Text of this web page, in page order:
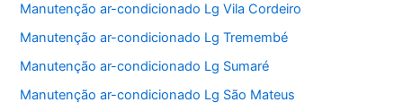
Manutenção ar-condicionado Lg Vila Cordeiro
Manutenção ar-condicionado Lg Tremembé
Manutenção ar-condicionado Lg Sumaré
Manutenção ar-condicionado Lg São Mateus